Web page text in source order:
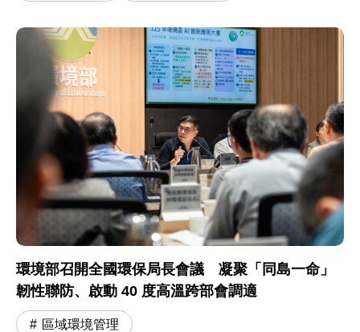
環境部召開全國環保局長會議 凝聚「同島一命」
韌性聯防、啟動 40 度高溫跨部會調適
區域環境管理